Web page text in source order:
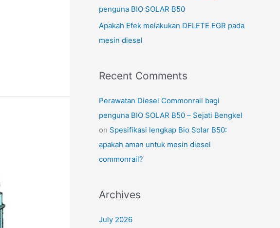
penguna BIO SOLAR B50
Apakah Efek melakukan DELETE EGR pada
mesin diesel
Recent Comments
Perawatan Diesel Commonrail bagi
penguna BIO SOLAR B50 – Sejati Bengkel
on Spesifikasi lengkap Bio Solar B50:
apakah aman untuk mesin diesel
commonrail?
Archives
July 2026